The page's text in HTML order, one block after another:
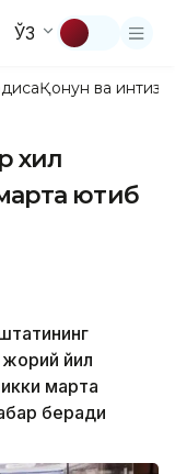
ЎЗ
Қонун ва
хил
ютиб
йил
марта
беради